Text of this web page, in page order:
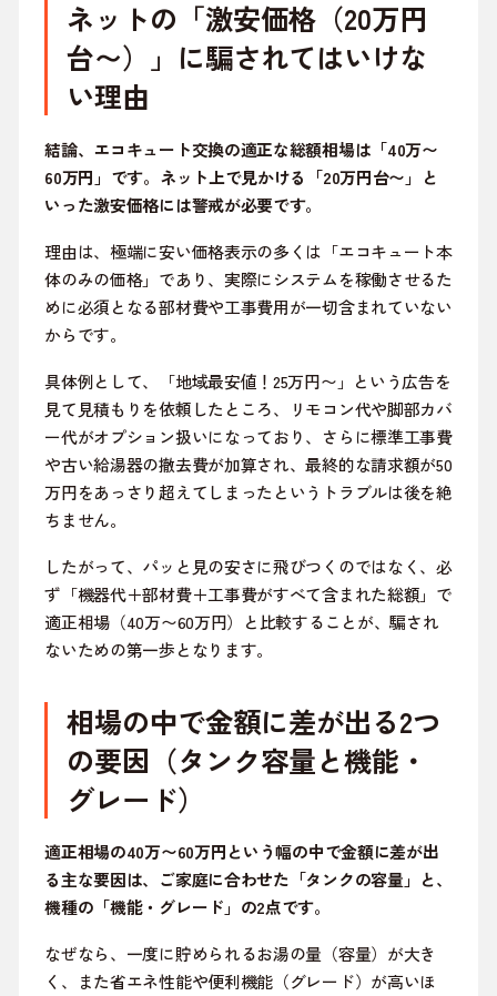
ネットの「激安価格（20万円
台〜）」に騙されてはいけな
い理由
結論、エコキュート交換の適正な総額相場は「40万〜
60万円」です。ネット上で見かける「20万円台〜」と
いった激安価格には警戒が必要です。
理由は、極端に安い価格表示の多くは「エコキュート本
体のみの価格」であり、実際にシステムを稼働させるた
めに必須となる部材費や工事費用が一切含まれていない
からです。
具体例として、「地域最安値！25万円〜」という広告を
見て見積もりを依頼したところ、リモコン代や脚部カバ
ー代がオプション扱いになっており、さらに標準工事費
や古い給湯器の撤去費が加算され、最終的な請求額が50
万円をあっさり超えてしまったというトラブルは後を絶
ちません。
したがって、パッと見の安さに飛びつくのではなく、必
ず「機器代＋部材費＋工事費がすべて含まれた総額」で
適正相場（40万〜60万円）と比較することが、騙され
ないための第一歩となります。
相場の中で金額に差が出る2つ
の要因（タンク容量と機能・
グレード）
適正相場の40万〜60万円という幅の中で金額に差が出
る主な要因は、ご家庭に合わせた「タンクの容量」と、
機種の「機能・グレード」の2点です。
なぜなら、一度に貯められるお湯の量（容量）が大き
く、また省エネ性能や便利機能（グレード）が高いほ